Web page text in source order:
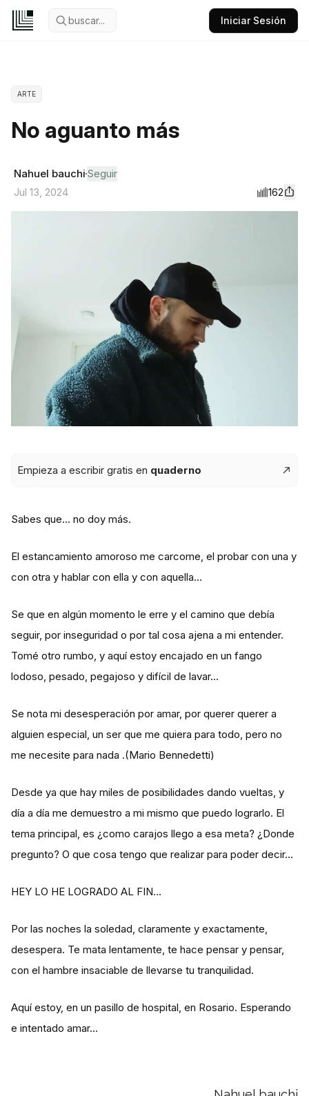
buscar... Iniciar Sesión
ARTE
No aguanto más
Nahuel bauchi Seguir
Jul 13, 2024
162
Empieza a escribir gratis en quaderno
Sabes que... no doy más.
El estancamiento amoroso me carcome, el probar con una y
con otra y hablar con ella y con aquella...
Se que en algún momento le erre y el camino que debía
seguir, por inseguridad o por tal cosa ajena a mi entender.
Tomé otro rumbo, y aquí estoy encajado en un fango
lodoso, pesado, pegajoso y difícil de lavar...
Se nota mi desesperación por amar, por querer querer a
alguien especial, un ser que me quiera para todo, pero no
me necesite para nada .(Mario Bennedetti)
Desde ya que hay miles de posibilidades dando vueltas, y
día a día me demuestro a mi mismo que puedo lograrlo. El
tema principal, es ¿como carajos llego a esa meta? ¿Donde
pregunto? O que cosa tengo que realizar para poder decir...
HEY LO HE LOGRADO AL FIN...
Por las noches la soledad, claramente y exactamente,
desespera. Te mata lentamente, te hace pensar y pensar,
con el hambre insaciable de llevarse tu tranquilidad.
Aquí estoy, en un pasillo de hospital, en Rosario. Esperando
e intentado amar...